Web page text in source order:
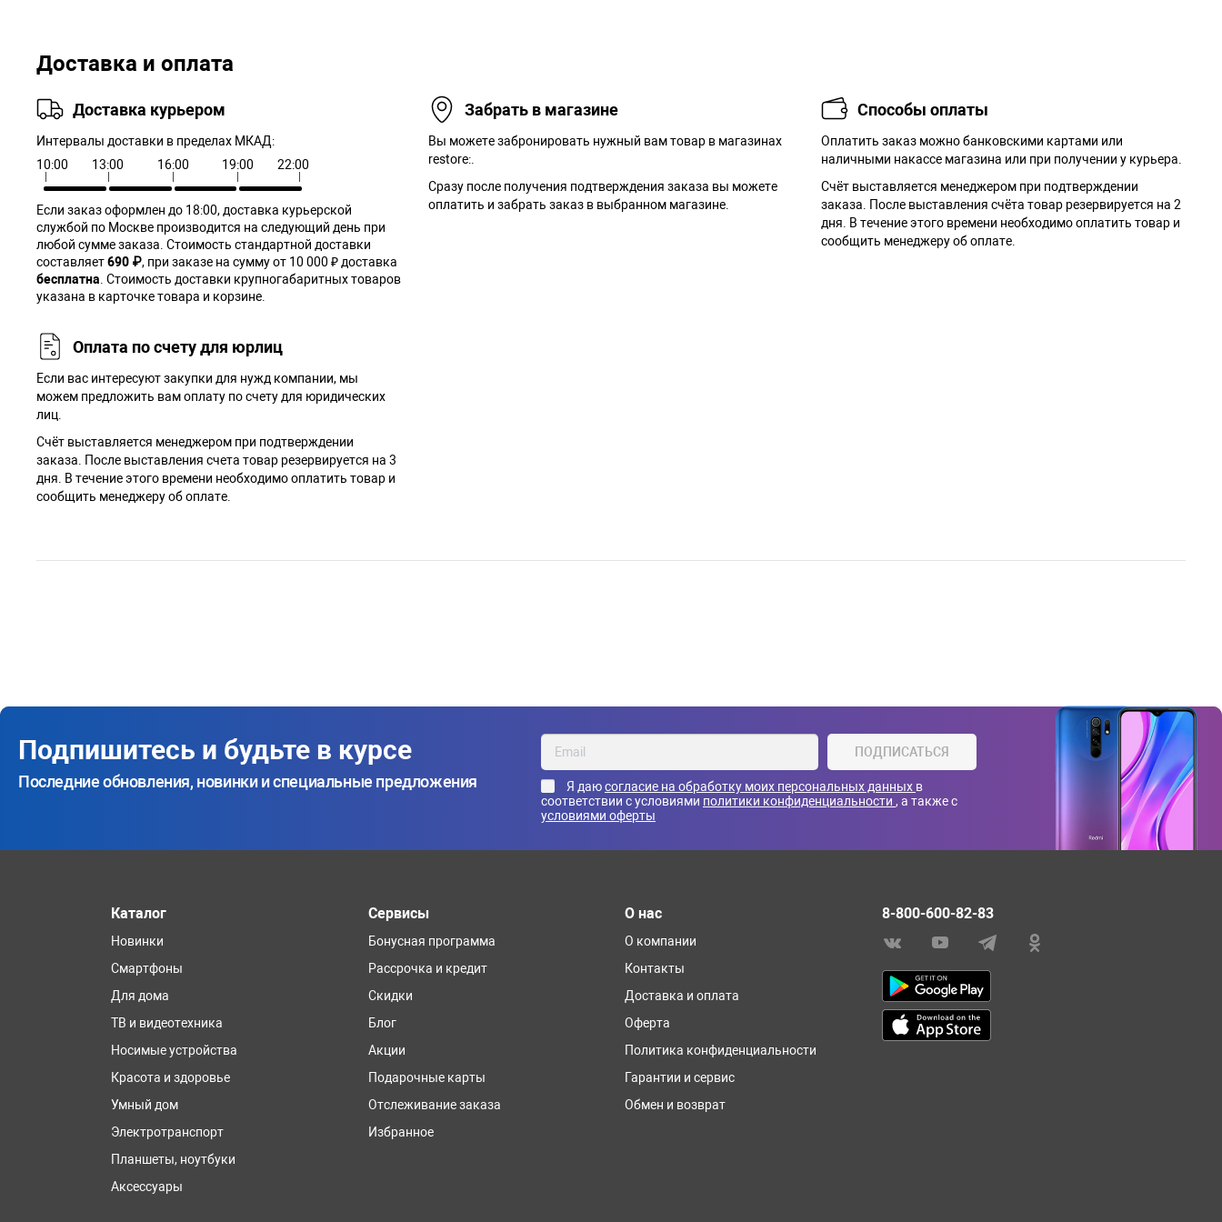
Доставка и оплата
Доставка курьером
Интервалы доставки в пределах МКАД:
10:00
13:00 16:00 19:00 22:00
Если заказ оформлен до 18:00, доставка курьерской
службой по Москве производится на следующий день при
любой сумме заказа. Cтоимость стандартной доставки
составляет690 ₽, при заказе на сумму от 10 000 ₽ доставка
бесплатна. Стоимость доставки крупногабаритных товаров
указана в карточке товара и корзине.
Забрать в магазине
Вы можете забронировать нужный вам товар в магазинах
restore:.
Сразу после получения подтверждения заказа вы можете
оплатить и забрать заказ в выбранном магазине.
Способы оплаты
Оплатить заказ можно банковскими картами или
наличными накассе магазина или при получении у курьера.
Cчёт выставляется менеджером при подтверждении
заказа. После выставления счёта товар резервируется на 2
дня. В течение этого времени необходимо оплатить товар и
сообщить менеджеру об оплате.
Оплата по счету для юрлиц
Если вас интересуют закупки для нужд компании, мы
можем предложить вам оплату по счету для юридических
лиц.
Счёт выставляется менеджером при подтверждении
заказа. После выставления счета товар резервируется на 3
дня. В течение этого времени необходимо оплатить товар и
сообщить менеджеру об оплате.
Подпишитесь и будьте в курсе
Последние обновления, новинки и специальные предложения
ПОДПИСАТЬСЯ
Я даюсогласие на обработку моих персональных данных в
соответствии с условиями политики конфиденциальности , а также с
условиями оферты
Каталог
Новинки
Смартфоны
Для дома
ТВ и видеотехника
Носимые устройства
Красота и здоровье
Умный дом
Электротранспорт
Планшеты, ноутбуки
Аксессуары
Сервисы
Бонусная программа
Рассрочка и кредит
Скидки
Блог
Акции
Подарочные карты
Отслеживание заказа
Избранное
О нас
О компании
Контакты
Доставка и оплата
Оферта
Политика конфиденциальности
Гарантии и сервис
Обмен и возврат
8-800-600-82-83